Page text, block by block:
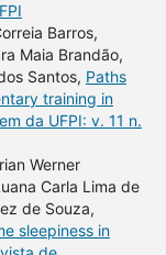
Barros,
Maia Brandão,
Santos, Paths
training in
da UFPI: v. 11 n.
Werner
Carla Lima de
de Souza,
sleepiness in